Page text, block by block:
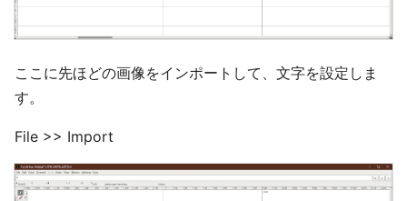
ここに先ほどの画像をインポートして、文字を設定しま
す。
File >> Import